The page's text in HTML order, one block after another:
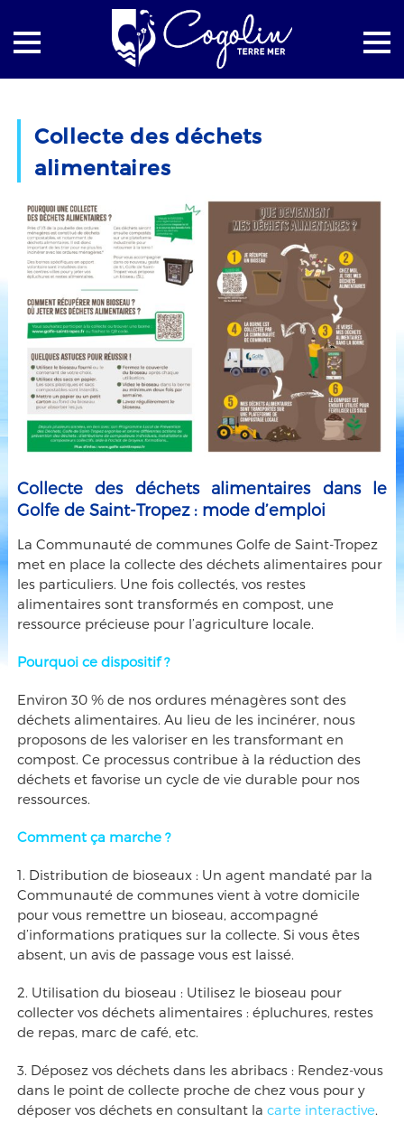
Collecte des déchets
alimentaires
Collecte des déchets alimentaires dans le
Golfe de Saint-Tropez : mode d’emploi
La Communauté de communes Golfe de Saint-Tropez
met en place la collecte des déchets alimentaires pour
les particuliers. Une fois collectés, vos restes
alimentaires sont transformés en compost, une
ressource précieuse pour l’agriculture locale.
Pourquoi ce dispositif ?
Environ 30 % de nos ordures ménagères sont des
déchets alimentaires. Au lieu de les incinérer, nous
proposons de les valoriser en les transformant en
compost. Ce processus contribue à la réduction des
déchets et favorise un cycle de vie durable pour nos
ressources.
Comment ça marche ?
1. Distribution de bioseaux : Un agent mandaté par la
Communauté de communes vient à votre domicile
pour vous remettre un bioseau, accompagné
d’informations pratiques sur la collecte. Si vous êtes
absent, un avis de passage vous est laissé.
2. Utilisation du bioseau : Utilisez le bioseau pour
collecter vos déchets alimentaires : épluchures, restes
de repas, marc de café, etc.
3. Déposez vos déchets dans les abribacs : Rendez-vous
dans le point de collecte proche de chez vous pour y
déposer vos déchets en consultant la carte interactive.